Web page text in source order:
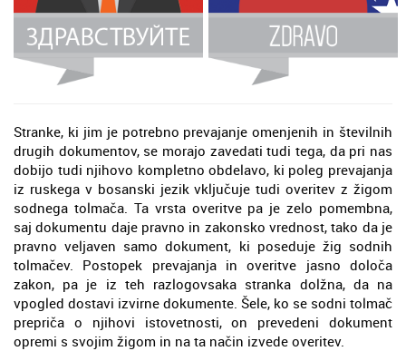
Stranke, ki jim je potrebno prevajanje omenjenih in številnih
drugih dokumentov, se morajo zavedati tudi tega, da pri nas
dobijo tudi njihovo kompletno obdelavo, ki poleg prevajanja
iz ruskega v bosanski jezik vključuje tudi overitev z žigom
sodnega tolmača. Ta vrsta overitve pa je zelo pomembna,
saj dokumentu daje pravno in zakonsko vrednost, tako da je
pravno veljaven samo dokument, ki poseduje žig sodnih
tolmačev. Postopek prevajanja in overitve jasno določa
zakon, pa je iz teh razlogovsaka stranka dolžna, da na
vpogled dostavi izvirne dokumente. Šele, ko se sodni tolmač
prepriča o njihovi istovetnosti, on prevedeni dokument
opremi s svojim žigom in na ta način izvede overitev.